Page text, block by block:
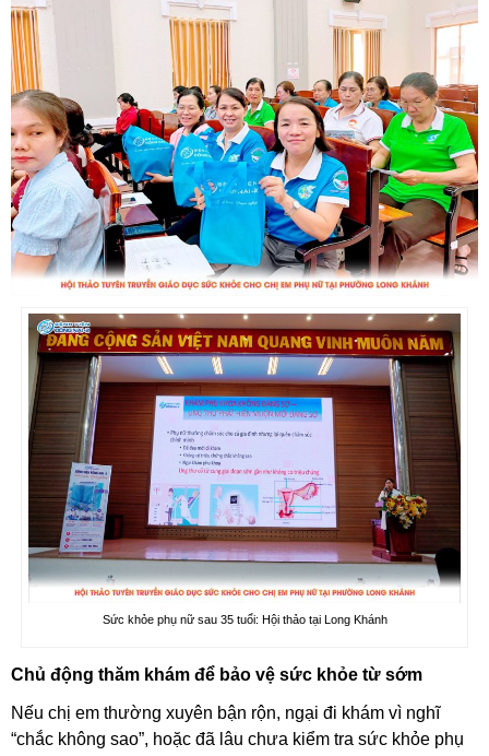
Sức khỏe phụ nữ sau 35 tuổi: Hội thảo tại Long Khánh
Chủ động thăm khám để bảo vệ sức khỏe từ sớm
Nếu chị em thường xuyên bận rộn, ngại đi khám vì nghĩ
“chắc không sao”, hoặc đã lâu chưa kiểm tra sức khỏe phụ